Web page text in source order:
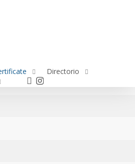
Directorio
facebookinstagram